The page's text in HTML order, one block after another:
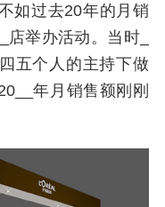
如过去20年的月销
举办活动。当时_
五个人的主持下做
年月销售额刚刚